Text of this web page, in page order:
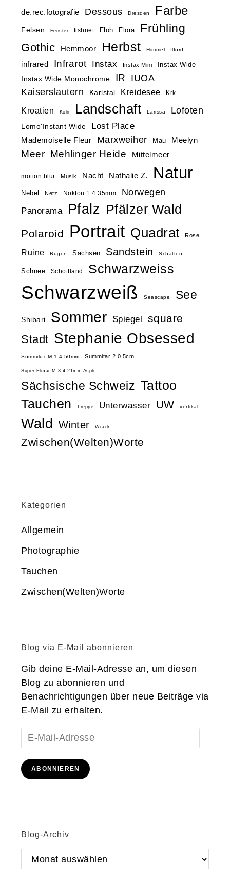
de.rec.fotografie Dessous Dresden Farbe
Felsen Fenster fishnet Floh Flora Frühling
Gothic Hemmoor Herbst Himmel Ilford
infrared Infrarot Instax Instax Mini
Instax Wide
Instax Wide Monochrome
IR
IUOA
Kaiserslautern
Karlstal Kreidesee Krk
Kroatien Köln Landschaft Larissa Lofoten
Lomo'Instant Wide Lost Place
Mademoiselle Fleur Marxweiher Mau Meelyn
Meer Mehlinger Heide Mittelmeer
motion blur Musik Nacht Nathalie Z. Natur
Nebel Netz Nokton 1.4 35mm Norwegen
Panorama Pfalz Pfälzer Wald
Polaroid Portrait Quadrat Rose
Ruine Rügen Sachsen Sandstein Schatten
Schnee Schottland Schwarzweiss
Schwarzweiß Seascape See
Shibari Sommer Spiegel square
Stadt Stephanie Obsessed
Summilux-M 1.4 50mm Summitar 2.0 5cm
Super-Elmar-M 3.4 21mm Asph.
Sächsische Schweiz Tattoo
Tauchen
Treppe Unterwasser UW vertikal
Wald Winter Wrack
Zwischen(Welten)Worte
Kategorien
Allgemein
Photographie
Tauchen
Zwischen(Welten)Worte
Blog via E-Mail abonnieren
Gib deine E-Mail-Adresse an, um diesen
Blog zu abonnieren und
Benachrichtigungen über neue Beiträge via
E-Mail zu erhalten.
E-
Mail-
Adresse
ABONNIEREN
Blog-Archiv
Blog-